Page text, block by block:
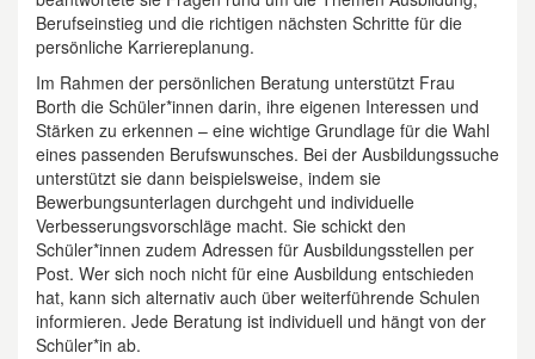
Berufseinstieg und die richtigen nächsten Schritte für die
persönliche Karriereplanung.
Im Rahmen der persönlichen Beratung unterstützt Frau
Borth die Schüler*innen darin, ihre eigenen Interessen und
Stärken zu erkennen – eine wichtige Grundlage für die Wahl
eines passenden Berufswunsches. Bei der Ausbildungssuche
unterstützt sie dann beispielsweise, indem sie
Bewerbungsunterlagen durchgeht und individuelle
Verbesserungsvorschläge macht. Sie schickt den
Schüler*innen zudem Adressen für Ausbildungsstellen per
Post. Wer sich noch nicht für eine Ausbildung entschieden
hat, kann sich alternativ auch über weiterführende Schulen
informieren. Jede Beratung ist individuell und hängt von der
Schüler*in ab.